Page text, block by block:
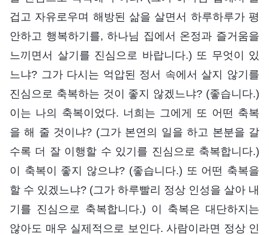
겁고 자유로우며 해방된 삶을 살면서 하루하루가 평
안하고 행복하기를, 하나님 집에서 온정과 즐거움을
느끼면서 살기를 진심으로 바랍니다.) 또 무엇이 있
느냐? 그가 다시는 억압된 정서 속에서 살지 않기를
진심으로 축복하는 것이 좋지 않겠느냐? (좋습니다.)
이는 나의 축복이었다. 너희는 그에게 또 어떤 축복
을 해 줄 것이냐? (그가 본연의 일을 하고 본분을 갈
수록 더 잘 이행할 수 있기를 진심으로 축복합니다.)
이 축복이 좋지 않으냐? (좋습니다.) 또 어떤 축복을
할 수 있겠느냐? (그가 하루빨리 정상 인성을 살아 내
기를 진심으로 축복합니다.) 이 축복은 대단하지는
않아도 매우 실제적으로 보인다. 사람이라면 정상 인